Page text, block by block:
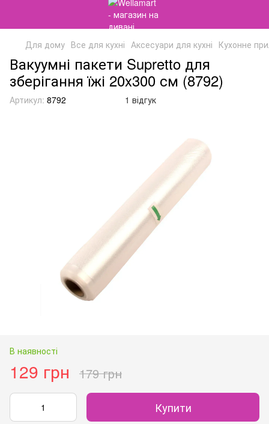
Для дому Все для кухні Аксесуари для кухні Кухонне
Вакуумні пакети Supretto для
зберігання їжі 20x300 см (8792)
Артикул: 8792 1 відгук
В наявності
129 грн 179 грн
Купити